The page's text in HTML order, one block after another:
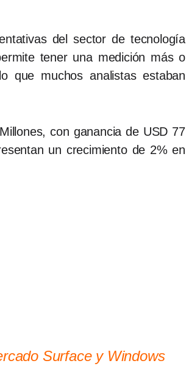
del sector de tecnología
tener una medición más o
que muchos analistas estaban
con ganancia de USD 77
un crecimiento de 2% en
Surface y Windows